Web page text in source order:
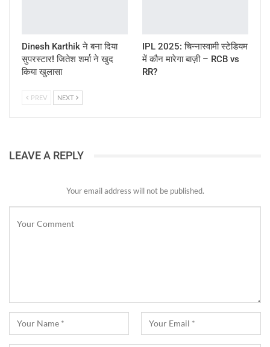
Dinesh Karthik ने बना दिया
सुपरस्टार! जितेश शर्मा ने खुद
किया खुलासा
IPL 2025: चिन्नास्वामी स्टेडियम
में कौन मारेगा बाज़ी – RCB vs
RR?
PREV NEXT
LEAVE A REPLY
Your email address will not be published.